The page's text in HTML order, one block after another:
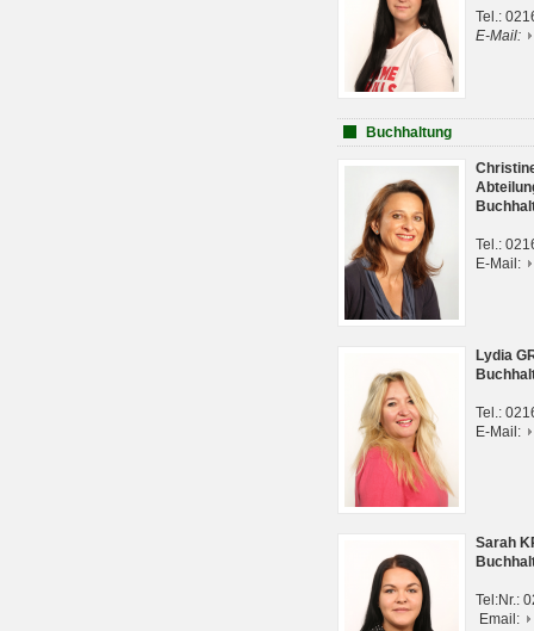
Tel.:
E-Mail:
Buchhaltung
Tel.:
E-Mail:
Lydia
Tel.:
E-Mail:
Sarah
Tel:Nr.:
Email: